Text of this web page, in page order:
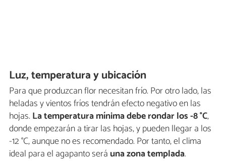
Luz, temperatura y ubicación
Para que produzcan flor necesitan frío. Por otro lado, las
heladas y vientos fríos tendrán efecto negativo en las
hojas. La temperatura mínima debe rondar los -8 °C,
donde empezarán a tirar las hojas, y pueden llegar a los
-12 °C, aunque no es recomendado. Por tanto, el clima
ideal para el agapanto será una zona templada.